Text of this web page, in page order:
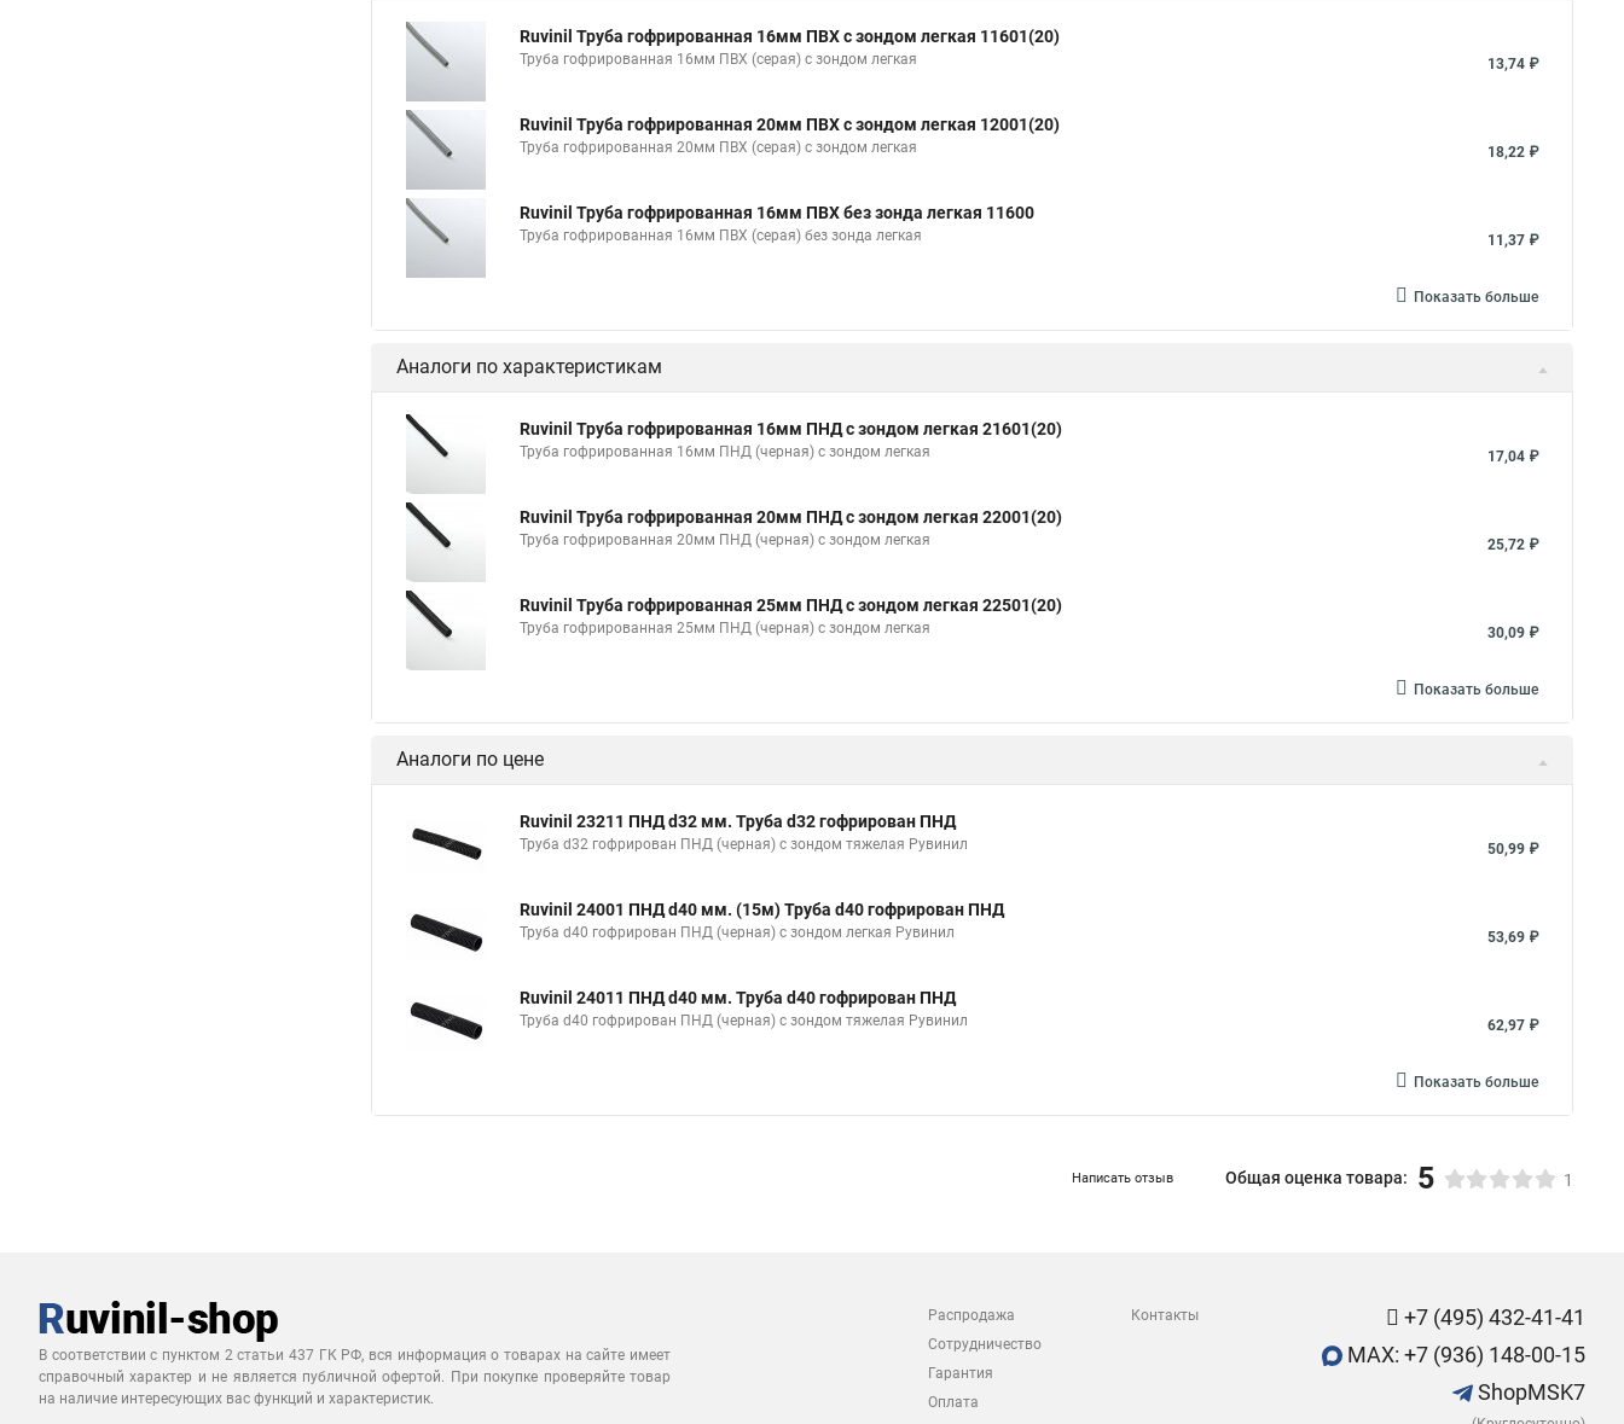
Ruvinil Труба гофрированная 16мм ПВХ с зондом легкая 11601(20)
Труба гофрированная 16мм ПВХ (серая) с зондом легкая 13,74 ₽
Ruvinil Труба гофрированная 20мм ПВХ с зондом легкая 12001(20)
Труба гофрированная 20мм ПВХ (серая) с зондом легкая 18,22 ₽
Ruvinil Труба гофрированная 16мм ПВХ без зонда легкая 11600
Труба гофрированная 16мм ПВХ (серая) без зонда легкая 11,37 ₽
Показать больше
Аналоги по характеристикам
Ruvinil Труба гофрированная 16мм ПНД с зондом легкая 21601(20)
Труба гофрированная 16мм ПНД (черная) с зондом легкая 17,04 ₽
Ruvinil Труба гофрированная 20мм ПНД с зондом легкая 22001(20)
Труба гофрированная 20мм ПНД (черная) с зондом легкая 25,72 ₽
Ruvinil Труба гофрированная 25мм ПНД с зондом легкая 22501(20)
Труба гофрированная 25мм ПНД (черная) с зондом легкая 30,09 ₽
Показать больше
Аналоги по цене
Ruvinil 23211 ПНД d32 мм. Труба d32 гофрирован ПНД
Труба d32 гофрирован ПНД (черная) с зондом тяжелая Рувинил 50,99 ₽
Ruvinil 24001 ПНД d40 мм. (15м) Труба d40 гофрирован ПНД
Труба d40 гофрирован ПНД (черная) с зондом легкая Рувинил 53,69 ₽
Ruvinil 24011 ПНД d40 мм. Труба d40 гофрирован ПНД
Труба d40 гофрирован ПНД (черная) с зондом тяжелая Рувинил 62,97 ₽
Показать больше
Написать отзыв Общая оценка товара: 5 1
В соответствии с пунктом 2 статьи 437 ГК РФ, вся информация о товарах на сайте имеет
справочный характер и не является публичной офертой. При покупке проверяйте товар
на наличие интересующих вас функций и характеристик.
Распродажа
Сотрудничество
Гарантия
Оплата
Контакты
+7 (495) 432-41-41
MAX: +7 (936) 148-00-15
ShopMSK7